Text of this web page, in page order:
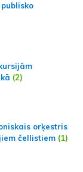
(2)
orķestris
čellistiem (1)